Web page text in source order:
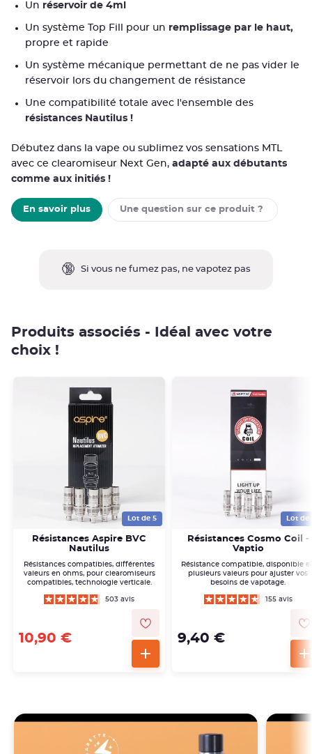
Un réservoir de 4ml
Un système Top Fill pour un remplissage par le haut,
propre et rapide
Un système mécanique permettant de ne pas vider le
réservoir lors du changement de résistance
Une compatibilité totale avec l'ensemble des
résistances Nautilus !
Débutez dans la vape ou sublimez vos sensations MTL
avec ce clearomiseur Next Gen, adapté aux débutants
comme aux initiés !
En savoir plus Une question sur ce produit ?
🔞 Si vous ne fumez pas, ne vapotez pas
Produits associés - Idéal avec votre
choix !
Lot de 5
Résistances Aspire BVC
Nautilus
Résistances compatibles, différentes
valeurs en ohms, pour clearomiseurs
compatibles, technologie verticale.
503 avis
10,90 €
Lot de
Résistances Cosmo Coil -
Vaptio
Résistance compatible, disponible
plusieurs valeurs pour ajuster vos
besoins de vapotage.
155 avis
9,40 €